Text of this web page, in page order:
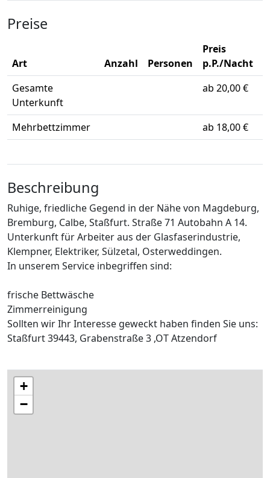
Preise
Art Anzahl Personen
Preis
p.P./Nacht
Gesamte
Unterkunft
ab 20,00 €
Mehrbettzimmer ab 18,00 €
Beschreibung
Ruhige, friedliche Gegend in der Nähe von Magdeburg,
Bremburg, Calbe, Staßfurt. Straße 71 Autobahn A 14.
Unterkunft für Arbeiter aus der Glasfaserindustrie,
Klempner, Elektriker, Sülzetal, Osterweddingen.
In unserem Service inbegriffen sind:
frische Bettwäsche
Zimmerreinigung
Sollten wir Ihr Interesse geweckt haben finden Sie uns:
Staßfurt 39443, Grabenstraße 3 ,OT Atzendorf
+
−